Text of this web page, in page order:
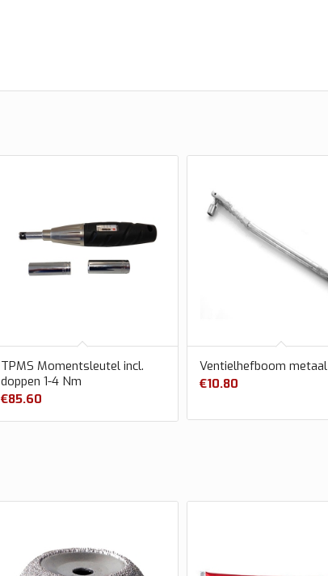
TPMS Momentsleutel incl.
doppen 1-4 Nm
€85.60
Ventielhefboom metaal
€10.80